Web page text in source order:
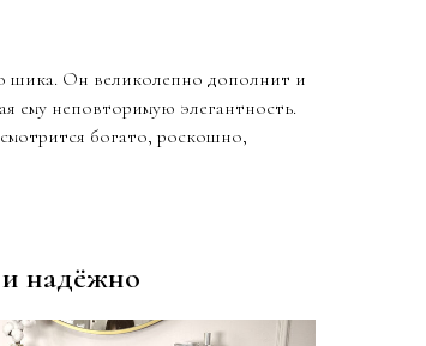
шика. Он великолепно дополнит и
ему неповторимую элегантность.
богато, роскошно,
надёжно